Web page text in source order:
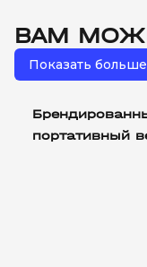
ВАМ
Показать больше
портативный